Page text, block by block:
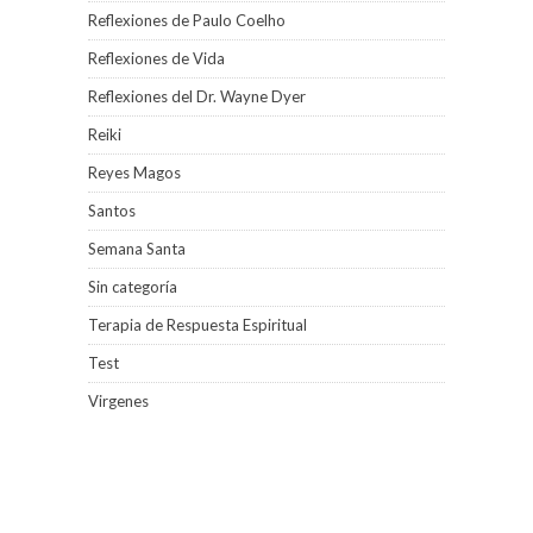
Reflexiones de Paulo Coelho
Reflexiones de Vida
Reflexiones del Dr. Wayne Dyer
Reiki
Reyes Magos
Santos
Semana Santa
Sin categoría
Terapia de Respuesta Espiritual
Test
Virgenes